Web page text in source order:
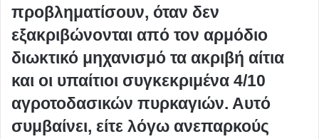
προβληματίσουν, όταν δεν
εξακριβώνονται από τον αρμόδιο
διωκτικό μηχανισμό τα ακριβή αίτια
και οι υπαίτιοι συγκεκριμένα 4/10
αγροτοδασικών πυρκαγιών. Αυτό
συμβαίνει, είτε λόγω ανεπαρκούς